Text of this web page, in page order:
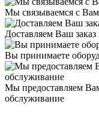
Мы связываемся с
Доставляем Ваш
Вы принимаете
Мы предоставляем
обслуживание